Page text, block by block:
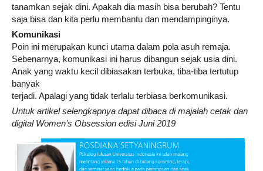
tanamkan sejak dini. Apakah dia masih bisa berubah? Tentu
saja bisa dan kita perlu membantu dan mendampinginya.
Komunikasi
Poin ini merupakan kunci utama dalam pola asuh remaja.
Sebenarnya, komunikasi ini harus dibangun sejak usia dini.
Anak yang waktu kecil dibiasakan terbuka, tiba-tiba tertutup
banyak
terjadi. Apalagi yang tidak terlalu terbiasa berkomunikasi.
Untuk artikel selengkapnya dapat dibaca di majalah cetak dan
digital Women’s Obsession edisi Juni 2019